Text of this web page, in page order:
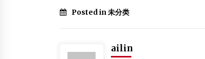
Posted in 未分类
ailin